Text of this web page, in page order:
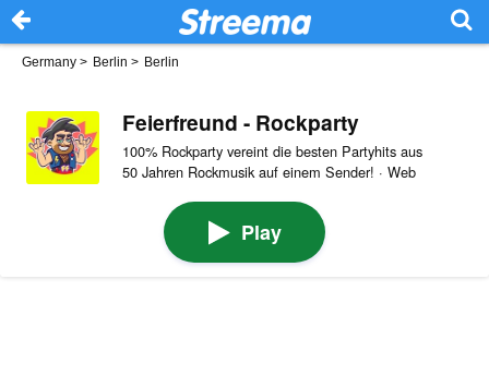
Germany > Berlin > Berlin
Feierfreund - Rockparty
100% Rockparty vereint die besten Partyhits aus
50 Jahren Rockmusik auf einem Sender! · Web
Play